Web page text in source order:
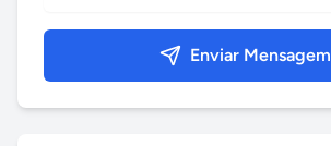
Enviar Mensagem